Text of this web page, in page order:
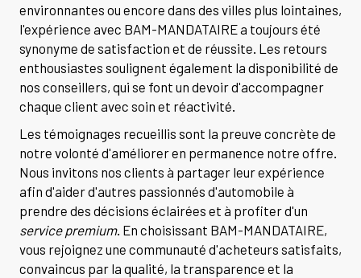
environnantes ou encore dans des villes plus lointaines,
l'expérience avec BAM-MANDATAIRE a toujours été
synonyme de satisfaction et de réussite. Les retours
enthousiastes soulignent également la disponibilité de
nos conseillers, qui se font un devoir d'accompagner
chaque client avec soin et réactivité.
Les témoignages recueillis sont la preuve concrète de
notre volonté d'améliorer en permanence notre offre.
Nous invitons nos clients à partager leur expérience
afin d'aider d'autres passionnés d'automobile à
prendre des décisions éclairées et à profiter d'un
service premium. En choisissant BAM-MANDATAIRE,
vous rejoignez une communauté d'acheteurs satisfaits,
convaincus par la qualité, la transparence et la